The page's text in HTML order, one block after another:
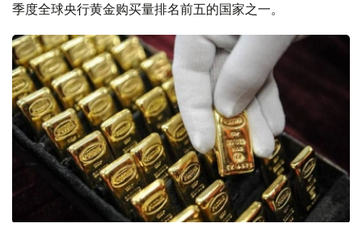
季度全球央行黄金购买量排名前五的国家之一。